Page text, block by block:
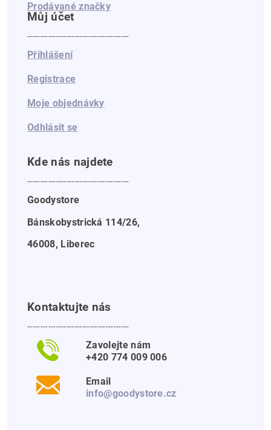
Prodávané značky
Můj účet
---------------------------------------
Přihlášení
Registrace
Moje objednávky
Odhlásit se
Kde nás najdete
---------------------------------------
Goodystore
Bánskobystrická 114/26,
46008, Liberec
Kontaktujte nás
---------------------------------------
Zavolejte nám
+420 774 009 006
Email
info@goodystore.cz